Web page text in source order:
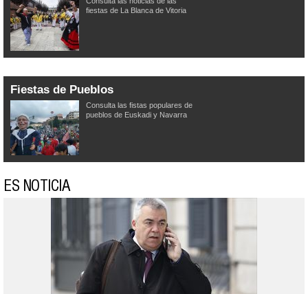
fiestas de La Blanca de Vitoria
Fiestas de Pueblos
Consulta las fistas populares de
pueblos de Euskadi y Navarra
ES NOTICIA